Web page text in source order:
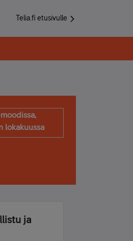
Telia.fi etusivulle
lokakuussa
ja